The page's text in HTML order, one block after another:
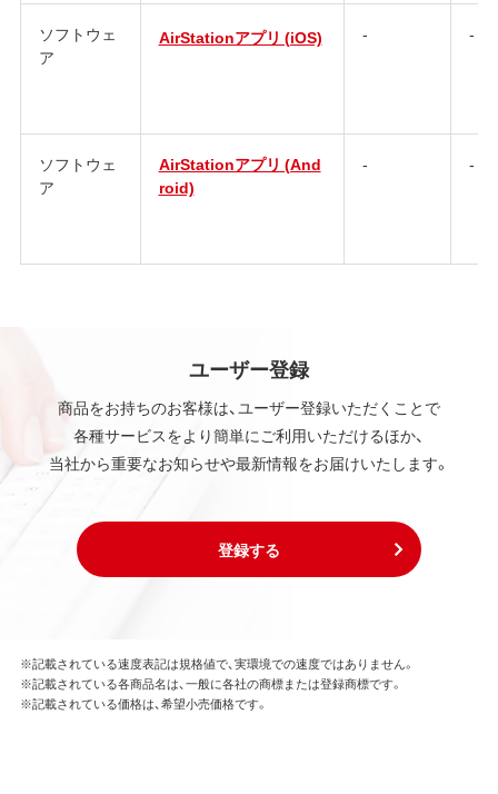
ソフトウェ
ア
AirStationアプリ (iOS) - -
ソフトウェ
ア
AirStationアプリ (And
roid)
- -
ユーザー登録
商品をお持ちのお客様は、ユーザー登録いただくことで
各種サービスをより簡単にご利用いただけるほか、
当社から重要なお知らせや最新情報をお届けいたします。
登録する
※記載されている速度表記は規格値で、実環境での速度ではありません。
※記載されている各商品名は、一般に各社の商標または登録商標です。
※記載されている価格は、希望小売価格です。